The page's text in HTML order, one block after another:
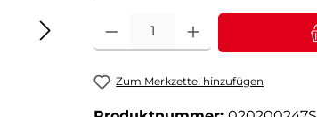
Produkt Anzahl: Gib den gewünschten
Zum Merkzettel hinzufügen